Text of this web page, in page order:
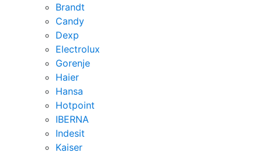
Brandt
Candy
Dexp
Electrolux
Gorenje
Haier
Hansa
Hotpoint
IBERNA
Indesit
Kaiser